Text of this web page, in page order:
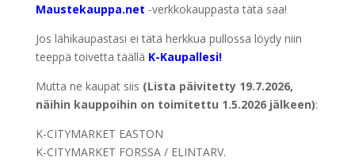
Maustekauppa.net -verkkokauppasta tätä saa!
Jos lähikaupastasi ei tätä herkkua pullossa löydy niin
teeppä toivetta täällä K-Kaupallesi!
Mutta ne kaupat siis (Lista päivitetty 19.7.2026,
näihin kauppoihin on toimitettu 1.5.2026 jälkeen):
K-CITYMARKET EASTON
K-CITYMARKET FORSSA / ELINTARV.